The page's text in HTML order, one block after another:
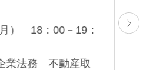
） 18：00－19：
業法務 不動産取